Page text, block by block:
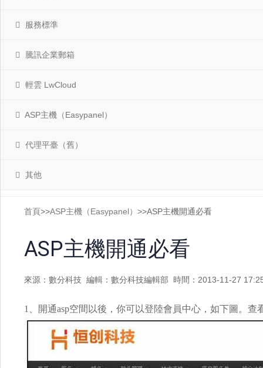
服務標準
騰訊企業郵箱
輕雲 LwCloud
ASP主機（Easypanel）
代理平臺（舊）
其他
首頁>>ASP主機（Easypanel） >>ASP主機開通必看
ASP主機開通必看
來源：數分科技 編輯：數分科技編輯部 時間：2013-11-27
1、開通asp空間以後，你可以登陸會員中心，如下圖。查